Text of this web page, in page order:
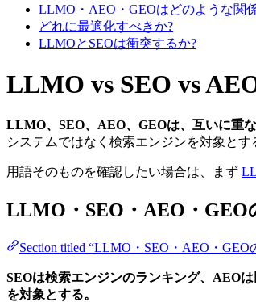
LLMO・AEO・GEOはどのような関
どれに最適化すべきか?
LLMOとSEOは衝突するか?
LLMO vs SEO vs
LLMO、SEO、AEO、GEOは、互いに重
システムではなく検索エンジンを対象とす
用語そのものを確認したい場合は、まず
LLMO・SEO・AEO・GEO
Section titled “LLMO・SEO・AEO・GEO
SEOは検索エンジンのランキング、AEO
を対象とする。